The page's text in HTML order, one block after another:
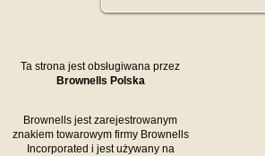
Ta strona jest obsługiwana przez
Brownells Polska
Brownells jest zarejestrowanym
znakiem towarowym firmy Brownells
Incorporated i jest używany na